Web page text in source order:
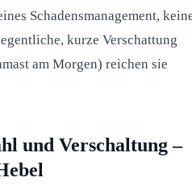
Schadensmanagement,
kurze Verschattung
am Morgen) reichen sie
und Verschaltung –